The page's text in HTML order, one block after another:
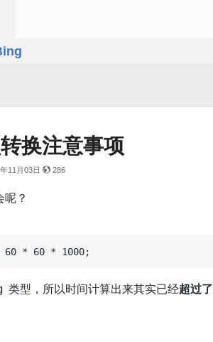
换注意事项
11月03日 286
？
类型，所以时间计算出来其实已经超过了